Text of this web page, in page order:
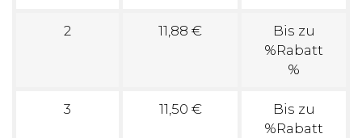
2 11,88 €
Bis zu
%Rabatt
%
3 11,50 €
Bis zu
%Rabatt